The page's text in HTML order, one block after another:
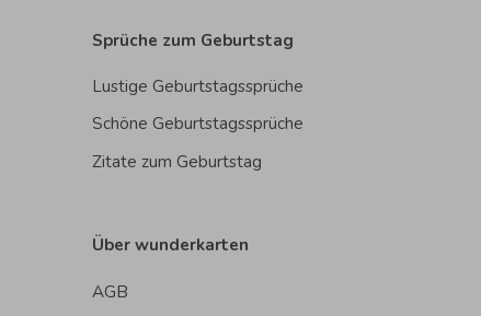
Sprüche zum Geburtstag
Lustige Geburtstagssprüche
Schöne Geburtstagssprüche
Zitate zum Geburtstag
Über wunderkarten
AGB